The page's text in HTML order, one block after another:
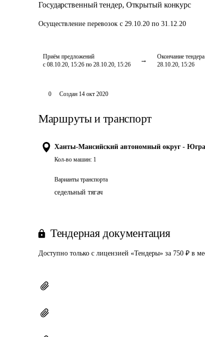
Государственный тендер, Открытый конкурс
Осуществление перевозок с 29.10.20 по 31.12.20
Приём предложений
с 08.10.20, 15:26 по 28.10.20, 15:26
Окончание тендера
28.10.20, 15:26
0 Создан 14 окт 2020
Маршруты и транспорт
Ханты-Мансийский автономный округ - Югра
Кол-во машин: 1
Варианты транспорта
седельный тягач
Тендерная документация
Доступно только с лицензией «Тендеры» за 750 ₽ в